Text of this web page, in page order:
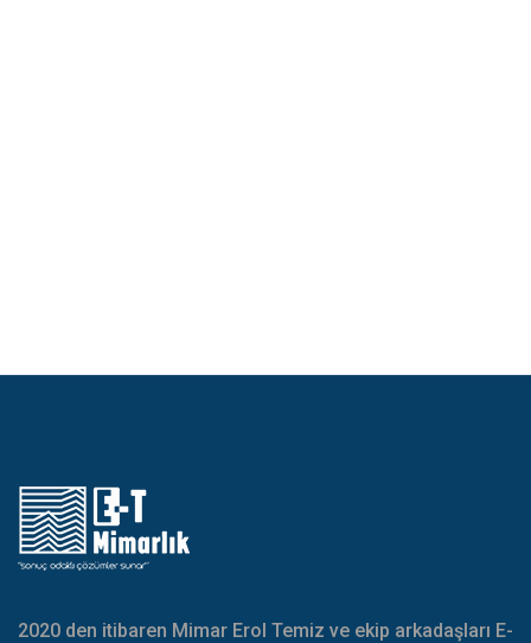
2020 den itibaren Mimar Erol Temiz ve ekip arkadaşları E-